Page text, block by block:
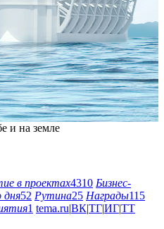
и на земле
в проектах4310 Бизнес-
52 Рутина25 Награды115
1 tema.ru|ВК|ТГ|ИГ|ТТ